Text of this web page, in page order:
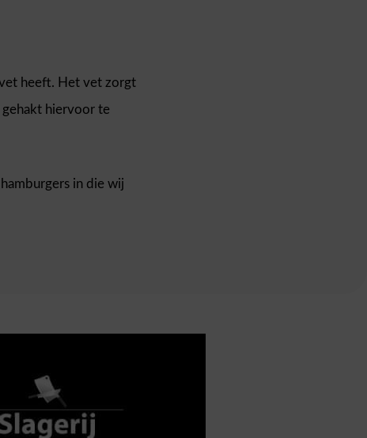
heeft. Het vet zorgt
hiervoor te
in die wij